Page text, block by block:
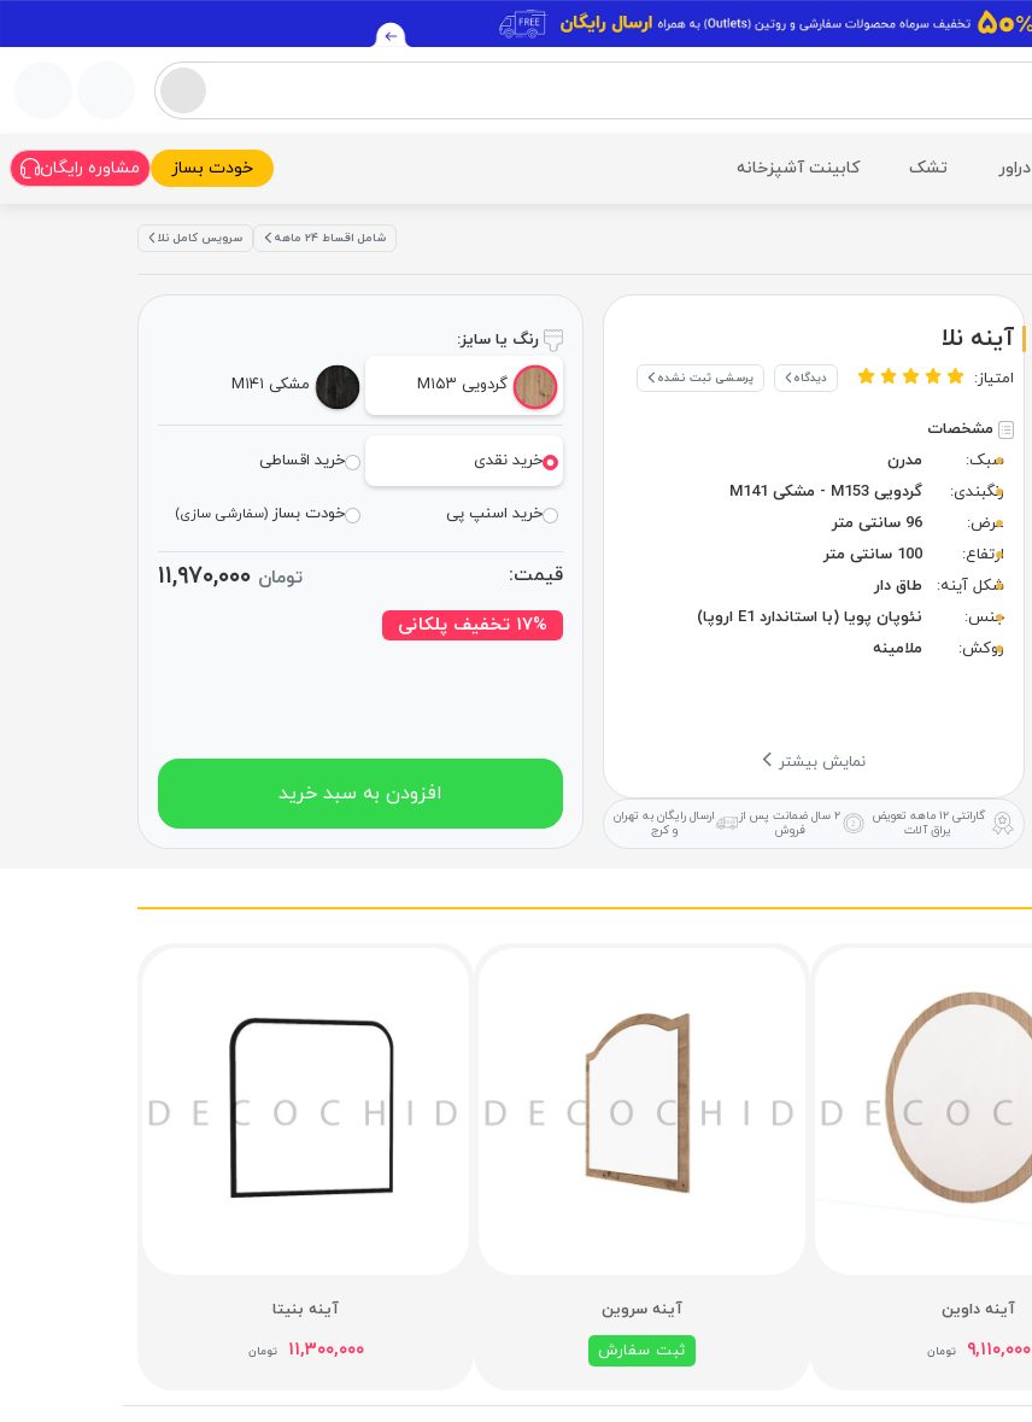
دراور تشک کابینت آشپزخانه خودت بساز مشاوره رایگان
شامل اقساط ۲۴ ماهه سرویس کامل نلا
آینه نلا
امتیاز: دیدگاه پرسشی ثبت نشده
مشخصات
سبک:
مدرن
رنگبندی:
گردویی M153 - مشکی M141
عرض:
96 سانتی متر
ارتفاع:
100 سانتی متر
شکل آینه:
طاق دار
جنس:
نئوپان پویا (با استاندارد E1 اروپا)
روکش:
ملامینه
نمایش بیشتر
گارانتی ۱۲ ماهه
تعویض
یراق آلات
۲ سال ضمانت
پس از
فروش
ارسال رایگان به تهران
و کرج
رنگ یا سایز:
گردویی M۱۵۳ مشکی M۱۴۱
خرید نقدی خرید اقساطی
خرید اسنپ پی خودت بساز(سفارشی سازی)
قیمت: تومان ۱۱,۹۷۰,۰۰۰
۱۷% تخفیف پلکانی
افزودن به سبد خرید
آینه داوین
۹,۱۱۰,۰۰۰ تومان
آینه سروین
ثبت سفارش
آینه بنیتا
۱۱,۳۰۰,۰۰۰ تومان